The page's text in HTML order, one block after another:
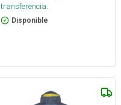
transferencia.
Disponible